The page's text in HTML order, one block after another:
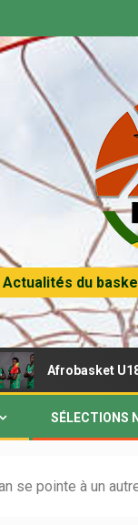
Actualités du
U18 –
SÉLECTIONS
se pointe à un